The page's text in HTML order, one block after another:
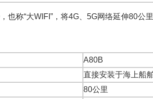
也称“大WIFI”，将4G、5G网络延伸80公
A80B
直接安装于海上船
80公里